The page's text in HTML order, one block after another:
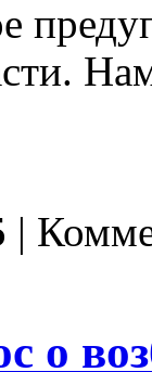
|
о